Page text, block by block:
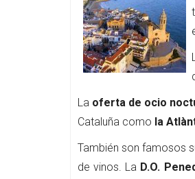
La oferta de ocio
Cataluña como la
También son famosos
de vinos. La D.O.